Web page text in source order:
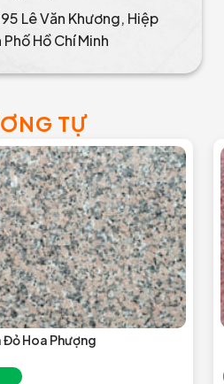
Lê Văn Khương, Hiệp
Hồ Chí Minh
TỰ
Đỏ Hoa Phượng